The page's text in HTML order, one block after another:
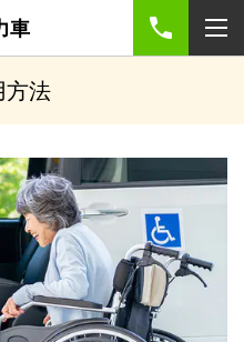
車
方法